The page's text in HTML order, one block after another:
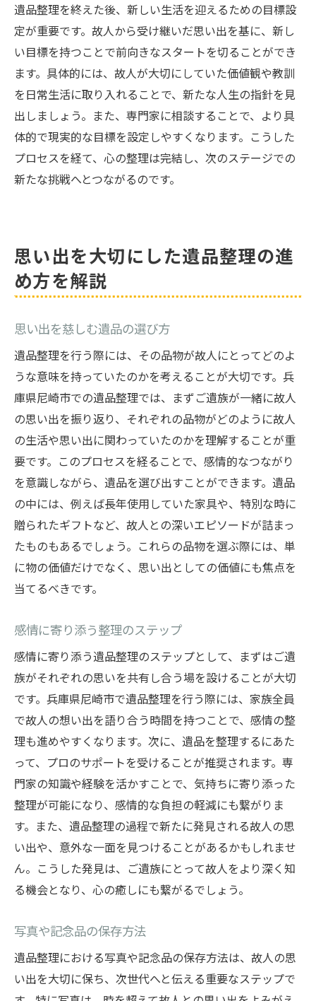
遺品整理を終えた後、新しい生活を迎えるための目標設
定が重要です。故人から受け継いだ思い出を基に、新し
い目標を持つことで前向きなスタートを切ることができ
ます。具体的には、故人が大切にしていた価値観や教訓
を日常生活に取り入れることで、新たな人生の指針を見
出しましょう。また、専門家に相談することで、より具
体的で現実的な目標を設定しやすくなります。こうした
プロセスを経て、心の整理は完結し、次のステージでの
新たな挑戦へとつながるのです。
思い出を大切にした遺品整理の進
め方を解説
思い出を慈しむ遺品の選び方
遺品整理を行う際には、その品物が故人にとってどのよ
うな意味を持っていたのかを考えることが大切です。兵
庫県尼崎市での遺品整理では、まずご遺族が一緒に故人
の思い出を振り返り、それぞれの品物がどのように故人
の生活や思い出に関わっていたのかを理解することが重
要です。このプロセスを経ることで、感情的なつながり
を意識しながら、遺品を選び出すことができます。遺品
の中には、例えば長年使用していた家具や、特別な時に
贈られたギフトなど、故人との深いエピソードが詰まっ
たものもあるでしょう。これらの品物を選ぶ際には、単
に物の価値だけでなく、思い出としての価値にも焦点を
当てるべきです。
感情に寄り添う整理のステップ
感情に寄り添う遺品整理のステップとして、まずはご遺
族がそれぞれの思いを共有し合う場を設けることが大切
です。兵庫県尼崎市で遺品整理を行う際には、家族全員
で故人の想い出を語り合う時間を持つことで、感情の整
理も進めやすくなります。次に、遺品を整理するにあた
って、プロのサポートを受けることが推奨されます。専
門家の知識や経験を活かすことで、気持ちに寄り添った
整理が可能になり、感情的な負担の軽減にも繋がりま
す。また、遺品整理の過程で新たに発見される故人の思
い出や、意外な一面を見つけることがあるかもしれませ
ん。こうした発見は、ご遺族にとって故人をより深く知
る機会となり、心の癒しにも繋がるでしょう。
写真や記念品の保存方法
遺品整理における写真や記念品の保存方法は、故人の思
い出を大切に保ち、次世代へと伝える重要なステップで